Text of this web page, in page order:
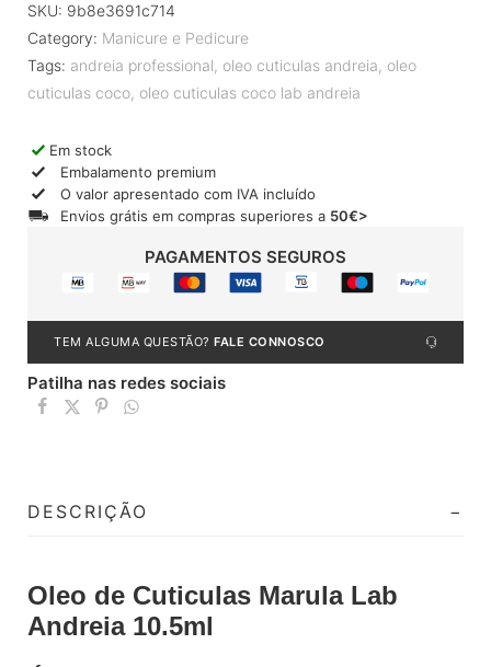
SKU: 9b8e3691c714
Category: Manicure e Pedicure
Tags: andreia professional, oleo cuticulas andreia, oleo
cuticulas coco, oleo cuticulas coco lab andreia
Em stock
Embalamento premium
O valor apresentado com IVA incluído
Envios grátis em compras superiores a 50€>
PAGAMENTOS SEGUROS
TEM ALGUMA QUESTÃO? FALE CONNOSCO
Patilha nas redes sociais
DESCRIÇÃO
Oleo de Cuticulas Marula Lab
Andreia 10.5ml